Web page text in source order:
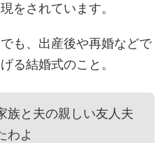
をされています。
も、出産後や再婚などで
る結婚式のこと。
族と夫の親しい友人夫
わよ